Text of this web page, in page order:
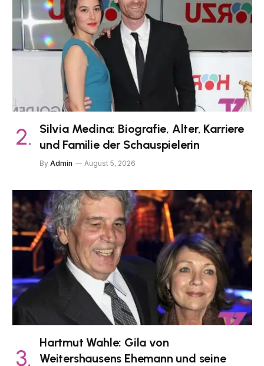
Silvia Medina: Biografie, Alter, Karriere
und Familie der Schauspielerin
By Admin August 5, 2026
Hartmut Wahle: Gila von
Weitershausens Ehemann und seine